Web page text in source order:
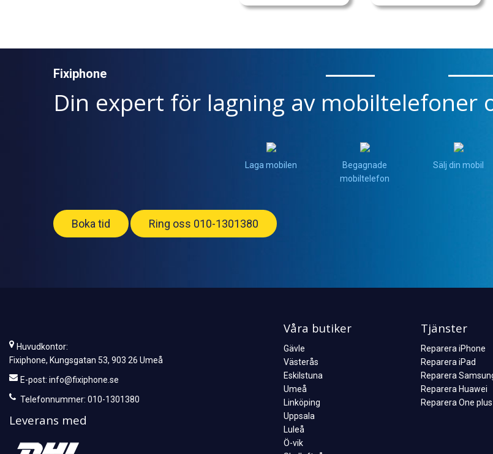
Fixiphone
Din expert för lagning av mobiltelefoner
Laga mobilen
Begagnade
mobiltelefon
Sälj din mobil
Boka tid Ring oss 010-1301380
Huvudkontor:
Fixiphone, Kungsgatan 53, 903 26 Umeå
E-post: info@fixiphone.se
Telefonnummer: 010-1301380
Leverans med
Våra butiker
Gävle
Västerås
Eskilstuna
Umeå
Linköping
Uppsala
Luleå
Ö-vik
Tjänster
Reparera iPhone
Reparera iPad
Reparera
Reparera Huawei
Reparera One plus